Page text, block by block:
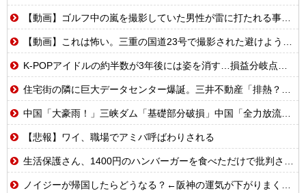
【動画】ゴルフ中の嵐を撮影していた男性が雷に打たれる事故。
【動画】これは怖い。三重の国道23号で撮影された避けようがないもらい事故の瞬間。
K-POPアイドルの約半数が3年後には姿を消す…損益分岐点突破は4％未満
住宅街の隣に巨大データセンター爆誕。三井不動産「排熱？低周波音？データはまだ出せません」住民ブチギレ
中国「大豪雨！」三峡ダム「基礎部分破損」中国「全力放流！」台風13号「中国上陸予測」台風15号「中国接近（画像」中国「台風同時上陸！（穀物生産が壊滅危機」→
【悲報】ワイ、職場でアミバ呼ばわりされる
生活保護さん、1400円のハンバーガーを食べただけで批判される
ノイジーが帰国したらどうなる？←阪神の運気が下がりまくるやろな